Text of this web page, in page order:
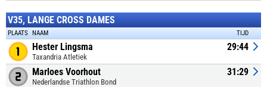
V35, LANGE CROSS DAMES
PLAATS NAAM TIJD
Hester Lingsma
Taxandria Atletiek
29:44
Marloes Voorhout
Nederlandse Triathlon Bond
31:29